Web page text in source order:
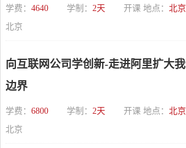
学费： 4640 学制： 2天 开课 地点： 北京
北京
向互联网公司学创新-走进阿里扩大
边界
学费： 6800 学制： 2天 开课 地点： 北京
北京